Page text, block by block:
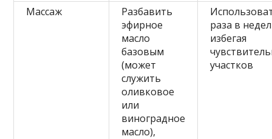
Массаж
Разбавить
эфирное
масло
базовым
(может
служить
оливковое
или
виноградное
масло),
раза в
избегая
участков